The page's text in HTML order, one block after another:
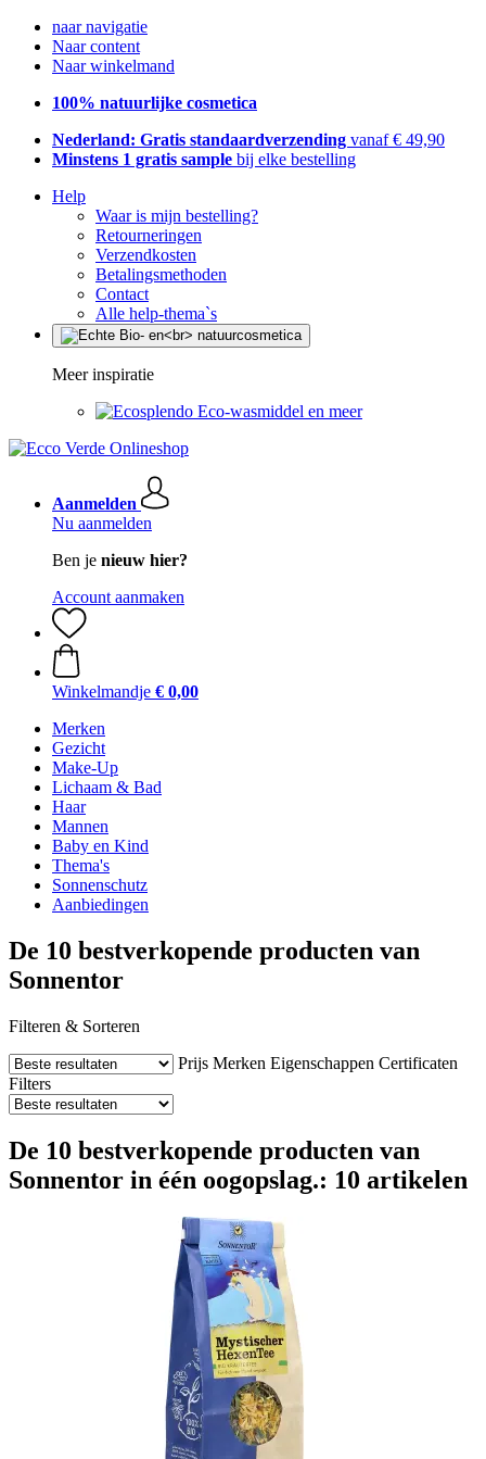
naar navigatie
Naar content
Naar winkelmand
100% natuurlijke cosmetica
Nederland: Gratis standaardverzending vanaf € 49,90
Minstens 1 gratis sample bij elke bestelling
Help
Waar is mijn bestelling?
Retourneringen
Verzendkosten
Betalingsmethoden
Contact
Alle help-thema`s
Meer inspiratie
Eco-wasmiddel en meer
Aanmelden
Nu aanmelden
Ben je nieuw hier?
Account aanmaken
Winkelmandje € 0,00
Merken
Gezicht
Make-Up
Lichaam & Bad
Haar
Mannen
Baby en Kind
Thema's
Sonnenschutz
Aanbiedingen
De 10 bestverkopende producten van
Sonnentor
Filteren & Sorteren
Prijs Merken Eigenschappen Certificaten
Filters
De 10 bestverkopende producten van
Sonnentor in één oogopslag.: 10 artikelen